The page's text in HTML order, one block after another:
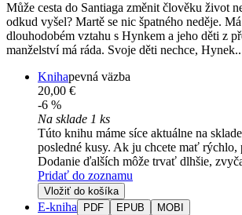
Může cesta do Santiaga změnit člověku život
odkud vyšel? Martě se nic špatného neděje.
dlouhodobém vztahu s Hynkem a jeho děti z
manželství má ráda. Svoje děti nechce,
Knihapevná väzba
20,00 €
-6 %
Na sklade 1 ks
Túto knihu máme síce aktuálne na
posledné kusy. Ak ju chcete mať rýchlo,
Dodanie ďalších môže trvať dlhšie,
Pridať do zoznamu
Vložiť do košíka
E-kniha PDF EPUB MOBI